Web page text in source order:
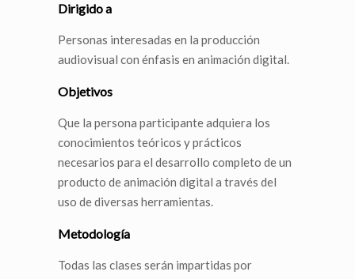
Dirigido a
Personas interesadas en la producción
audiovisual con énfasis en animación digital.
Objetivos
Que la persona participante adquiera los
conocimientos teóricos y prácticos
necesarios para el desarrollo completo de un
producto de animación digital a través del
uso de diversas herramientas.
Metodología
Todas las clases serán impartidas por